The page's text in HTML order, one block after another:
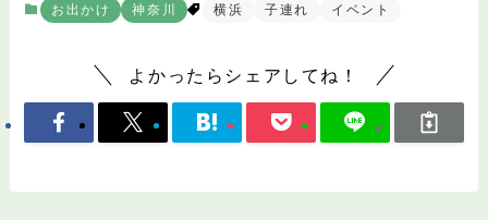
お出かけ 神奈川 横浜 子連れ イベント
よかったらシェアしてね！